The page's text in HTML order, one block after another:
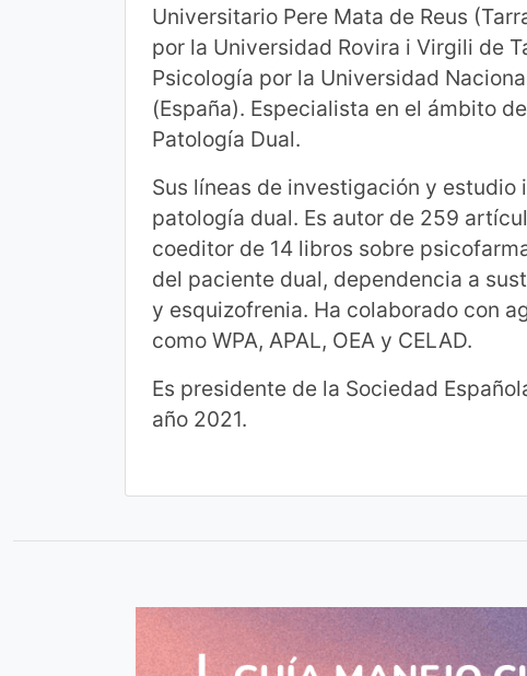
Universitario Pere Mata de Reus
por la Universidad Rovira i Virgili de
Psicología por la Universidad
(España). Especialista en el ámbito
Patología Dual.
Sus líneas de investigación y
patología dual. Es autor de 259
coeditor de 14 libros sobre
del paciente dual, dependencia a
y esquizofrenia. Ha colaborado con
como WPA, APAL, OEA y CELAD.
Es presidente de la Sociedad
año 2021.